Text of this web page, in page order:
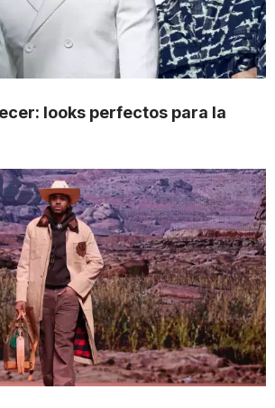
looks perfectos para la